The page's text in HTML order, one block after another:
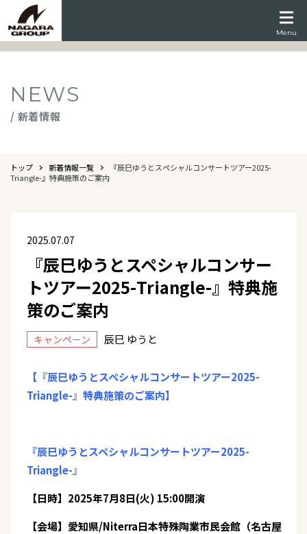
Menu
NEWS
/ 新着情報
トップ 新着情報一覧
『辰巳ゆうとスペシャルコンサートツアー2025-
Triangle-』特典施策のご案内
2025.07.07
『辰巳ゆうとスペシャルコンサー
トツアー2025-Triangle-』特典施
策のご案内
キャンペーン 辰巳 ゆうと
【『辰巳ゆうとスペシャルコンサートツアー2025-
Triangle-』特典施策のご案内】
『辰巳ゆうとスペシャルコンサートツアー2025-
Triangle-』
【日時】2025年7月8日(火) 15:00開演
【会場】愛知県/Niterra日本特殊陶業市民会館（名古屋